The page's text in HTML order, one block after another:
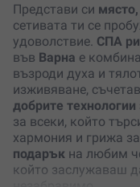
Представи си
сетивата ти се
удоволствие. СПА
във Варна е
възроди духа и
изживяване,
добрите
за всеки, който
хармония и грижа за
подарък на любим
който заслужаваш